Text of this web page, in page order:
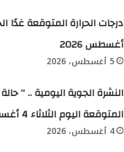
أغسطس 2026
5 أغسطس، 2026
النشرة الجوية اليومية .. ”
المتوقعة اليوم الثلاثاء 4 أغسطس 2026
4 أغسطس، 2026